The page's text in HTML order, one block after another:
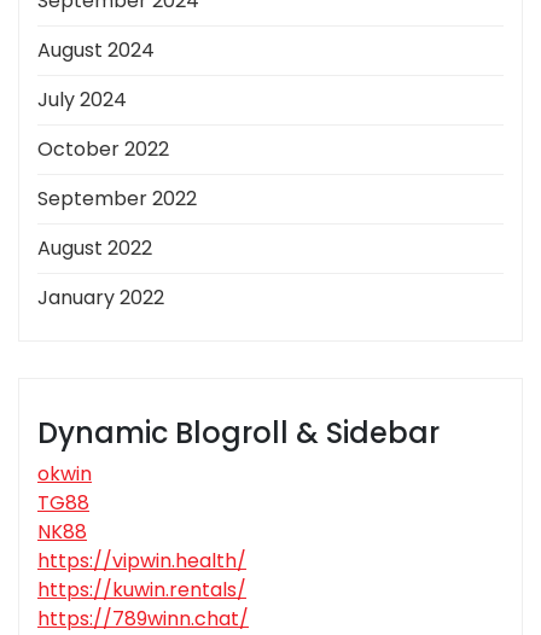
August 2024
July 2024
October 2022
September 2022
August 2022
January 2022
Dynamic Blogroll & Sidebar
okwin
TG88
NK88
https://vipwin.health/
https://kuwin.rentals/
https://789winn.chat/